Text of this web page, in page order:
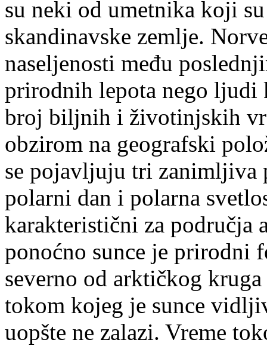
su neki od umetnika koji
skandinavske zemlje.
naseljenosti među
prirodnih lepota nego
broj biljnih i životinjskih
obzirom na geografski
se pojavljuju tri zanimljiva
polarni dan i polarna
karakteristični za
ponoćno sunce je prirodni
severno od arktičkog
tokom kojeg je sunce
uopšte ne zalazi. Vreme